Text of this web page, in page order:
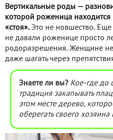
Вертикальные роды —
которой роженица
«стоя». Это не новшество.
не давали роженице просто
родоразрешения. Женщине
даже шагать через
Знаете ли вы? Кое-где до
традиция закапывать
этом месте дерево,
оберегать своего